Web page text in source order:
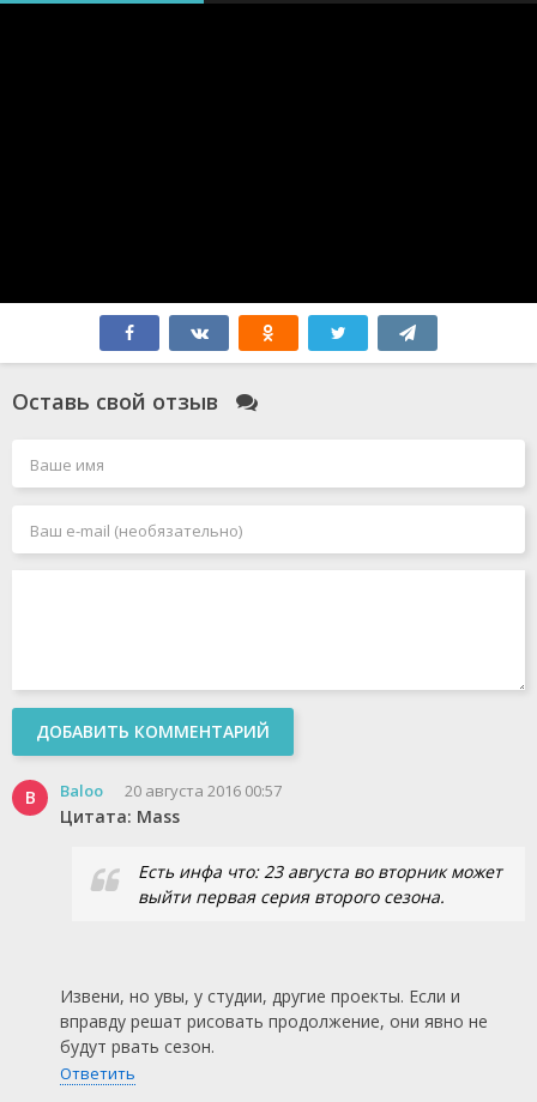
Оставь свой отзыв
B Baloo 20 августа 2016 00:57
Цитата: Mass
Есть инфа что: 23 августа во вторник может
выйти первая серия второго сезона.
Извени, но увы, у студии, другие проекты. Если и
вправду решат рисовать продолжение, они явно не
будут рвать сезон.
Ответить
ДОБАВИТЬ КОММЕНТАРИЙ